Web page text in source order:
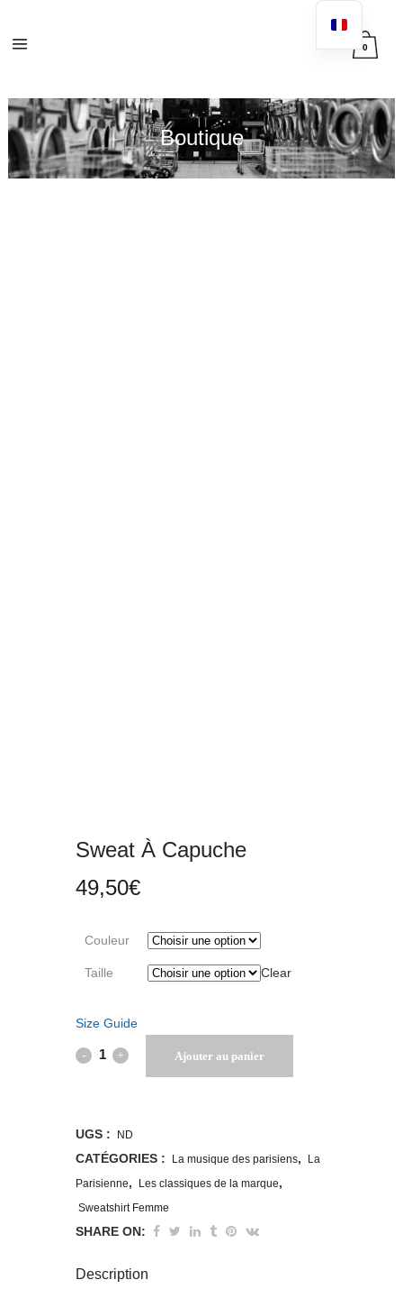
0
Boutique
Sweat À Capuche
49,50€
Couleur
Taille Clear
Size Guide
Sweat
quantity
Ajouter au panier
UGS : ND
CATÉGORIES : La musique des parisiens,
La
Parisienne, Les classiques de la marque,
Sweatshirt Femme
SHARE ON:
Description